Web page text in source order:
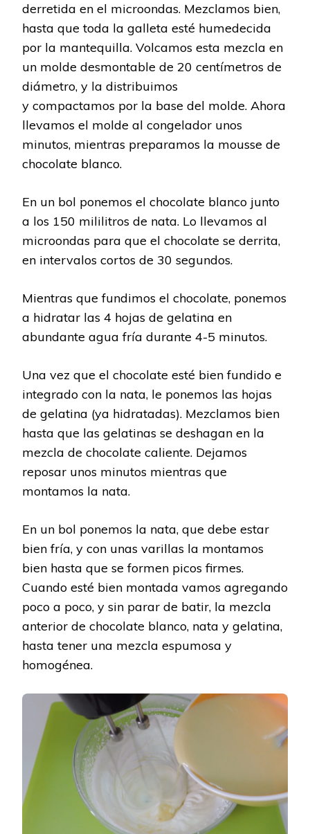
derretida en el microondas. Mezclamos bien,
hasta que toda la galleta esté humedecida
por la mantequilla. Volcamos esta mezcla en
un molde desmontable de 20 centímetros de
diámetro, y la distribuimos
y compactamos por la base del molde. Ahora
llevamos el molde al congelador unos
minutos, mientras preparamos la mousse de
chocolate blanco.
En un bol ponemos el chocolate blanco junto
a los 150 mililitros de nata. Lo llevamos al
microondas para que el chocolate se derrita,
en intervalos cortos de 30 segundos.
Mientras que fundimos el chocolate, ponemos
a hidratar las 4 hojas de gelatina en
abundante agua fría durante 4-5 minutos.
Una vez que el chocolate esté bien fundido e
integrado con la nata, le ponemos las hojas
de gelatina (ya hidratadas). Mezclamos bien
hasta que las gelatinas se deshagan en la
mezcla de chocolate caliente. Dejamos
reposar unos minutos mientras que
montamos la nata.
En un bol ponemos la nata, que debe estar
bien fría, y con unas varillas la montamos
bien hasta que se formen picos firmes.
Cuando esté bien montada vamos agregando
poco a poco, y sin parar de batir, la mezcla
anterior de chocolate blanco, nata y gelatina,
hasta tener una mezcla espumosa y
homogénea.